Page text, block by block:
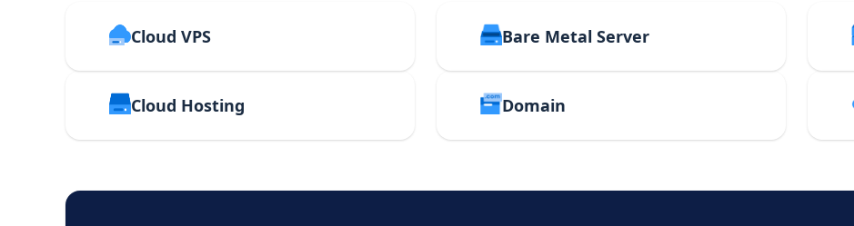
Cloud VPS Bare Metal Server
Cloud Hosting Domain